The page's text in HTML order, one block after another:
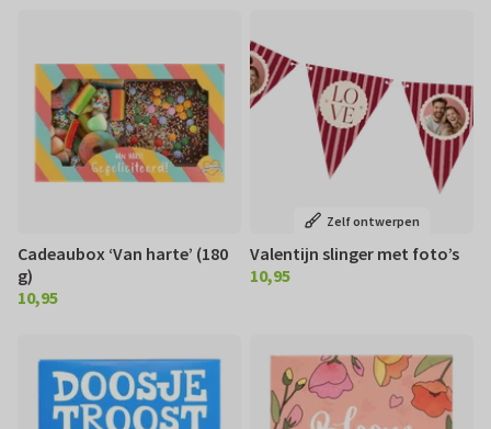
Cadeaubox ‘Van harte’ (180
g)
€ 10,95
10,95
Zelf ontwerpen
Valentijn slinger met foto’s
€ 10,95
10,95